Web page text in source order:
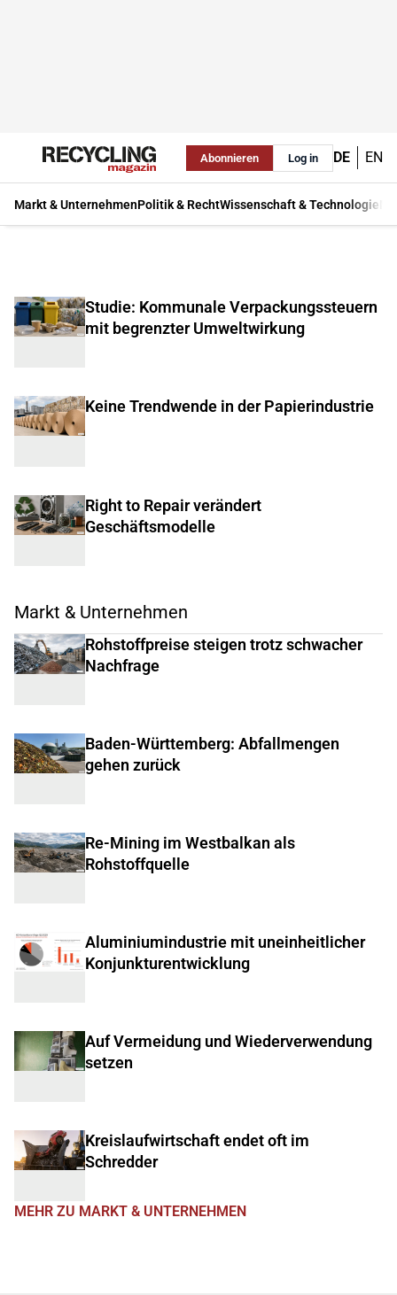
Abonnieren Log in DE EN
Markt & UnternehmenPolitik & RechtWissenschaft & Technologie
Studie: Kommunale Verpackungssteuern
mit begrenzter Umweltwirkung
Keine Trendwende in der Papierindustrie
Right to Repair verändert
Geschäftsmodelle
Markt & Unternehmen
Rohstoffpreise steigen trotz schwacher
Nachfrage
Baden-Württemberg: Abfallmengen
gehen zurück
Re-Mining im Westbalkan als
Rohstoffquelle
Aluminiumindustrie mit uneinheitlicher
Konjunkturentwicklung
Auf Vermeidung und Wiederverwendung
setzen
Kreislaufwirtschaft endet oft im
Schredder
MEHR ZU MARKT & UNTERNEHMEN